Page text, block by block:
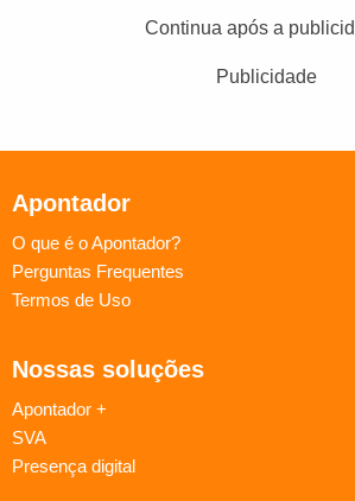
Continua após a
Publicidade
Apontador
O que é o Apontador?
Perguntas Frequentes
Termos de Uso
Nossas soluções
Apontador +
SVA
Presença digital